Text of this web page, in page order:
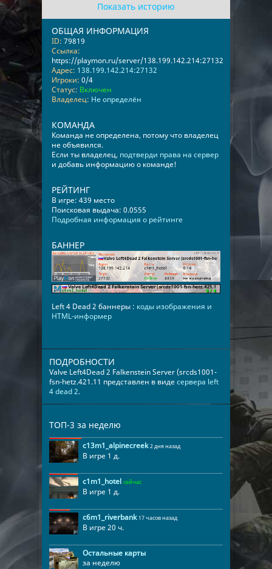
Показать историю
ОБЩАЯ ИНФОРМАЦИЯ
ID: 79819
Ссылка:
https://playmon.ru/server/138.199.142.214:27132
Адрес: 138.199.142.214:27132
Игроки: 0/4
Статус: Включен
Владелец: Не определён
КОМАНДА
Команда не определена, потому что владелец
не объявился.
Если ты владелец, подтверди права на сервер
и добавь информацию о команде!
РЕЙТИНГ
В игре: 439 место
Поисковая выдача: 0.0555
Подробная информация о рейтинге
БАННЕР
Left 4 Dead 2 баннеры : коды изображения и
HTML-информер
ПОДРОБНОСТИ
Valve Left4Dead 2 Falkenstein Server (srcds1001-
fsn-hetz.421.11 представлен в видесервера left
4 dead 2.
ТОП-3 за неделю
c13m1_alpinecreek 2 дня назад
В игре 1 д.
c1m1_hotel сейчас
В игре 1 д.
c6m1_riverbank 17 часов назад
В игре 20 ч.
Остальные карты
за неделю